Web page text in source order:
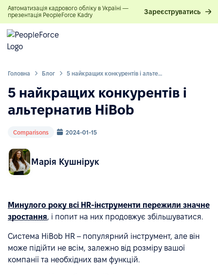
Автоматизація кадрового обліку в Україні —
презентація PeopleForce Kadry
Зареєструватись
Головна Блог 5 найкращих конкурентів і альтернатив HiBob
5 найкращих конкурентів і
альтернатив HiBob
Comparisons 2024-01-15
Марія Кушнірук
Минулого року всі HR-інструменти пережили значне
зростання, і попит на них продовжує збільшуватися.
Система HiBob HR – популярний інструмент, але він
може підійти не всім, залежно від розміру вашої
компанії та необхідних вам функцій.